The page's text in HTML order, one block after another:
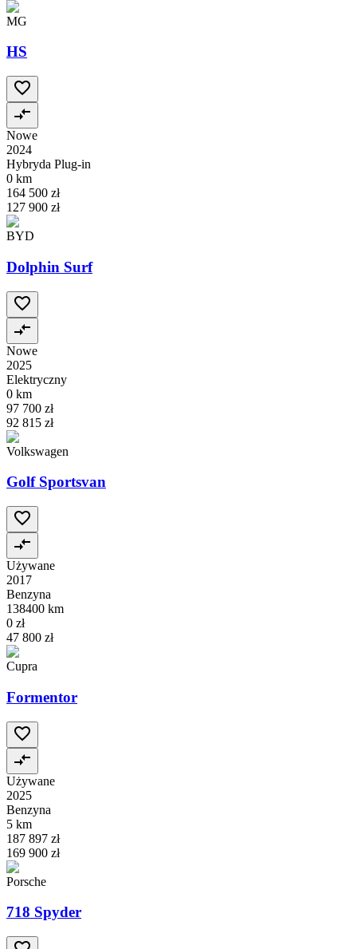
MG
HS
Nowe
2024
Hybryda Plug-in
0 km
164 500 zł
127 900 zł
BYD
Dolphin Surf
Nowe
2025
Elektryczny
0 km
97 700 zł
92 815 zł
Volkswagen
Golf Sportsvan
Używane
2017
Benzyna
138400 km
0 zł
47 800 zł
Cupra
Formentor
Używane
2025
Benzyna
5 km
187 897 zł
169 900 zł
Porsche
718 Spyder